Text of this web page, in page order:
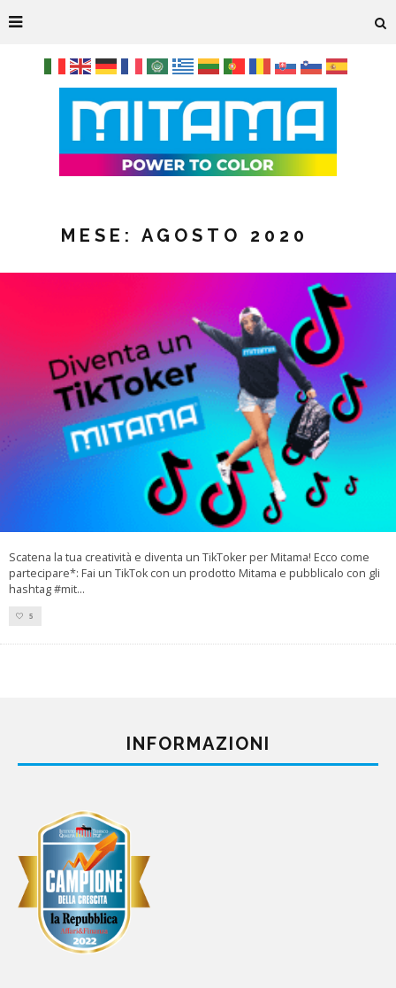
MESE: AGOSTO 2020
Scatena la tua creatività e diventa un TikToker per Mitama! Ecco come
partecipare*: Fai un TikTok con un prodotto Mitama e pubblicalo con gli
hashtag #mit...
5
INFORMAZIONI